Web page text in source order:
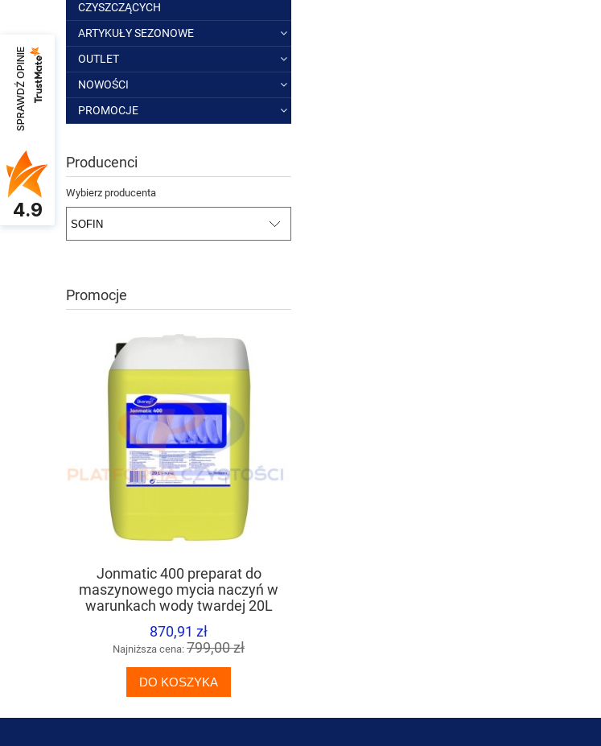
CZYSZCZĄCYCH
ARTYKUŁY SEZONOWE
OUTLET
NOWOŚCI
PROMOCJE
Producenci
Wybierz producenta
Promocje
Jonmatic 400 preparat do
maszynowego mycia naczyń w
warunkach wody twardej 20L
870,91 zł
Najniższa cena: 799,00 zł
DO KOSZYKA
SPRAWDŹ OPINIE
4.9